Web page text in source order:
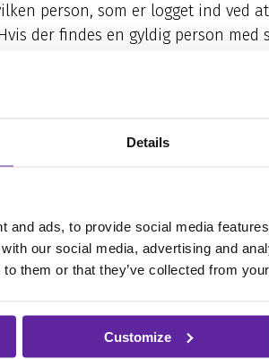
Details
and ads, to provide social media
our social media, advertising and
them or that they’ve collected from
Customize
person, som er logget ind ved
der findes en gyldig person med
vi i gang?
HTTPS certifikater (test-login og
til udsendelse af personlig